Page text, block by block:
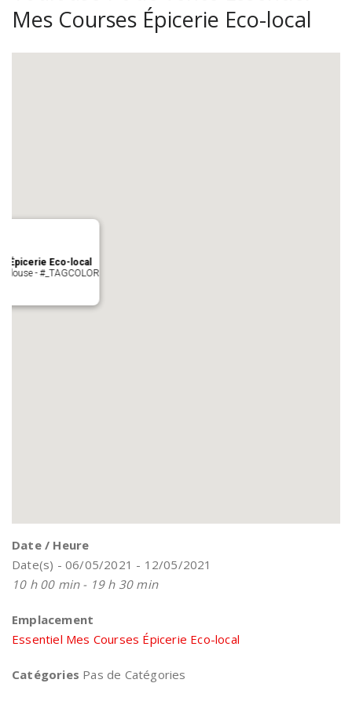
Mes Courses Épicerie Eco-local
Épicerie Eco-local
- #_TAGCOLOR
Date / Heure
Date(s) - 06/05/2021 - 12/05/2021
10 h 00 min - 19 h 30 min
Emplacement
Essentiel Mes Courses Épicerie Eco-local
Catégories Pas de Catégories